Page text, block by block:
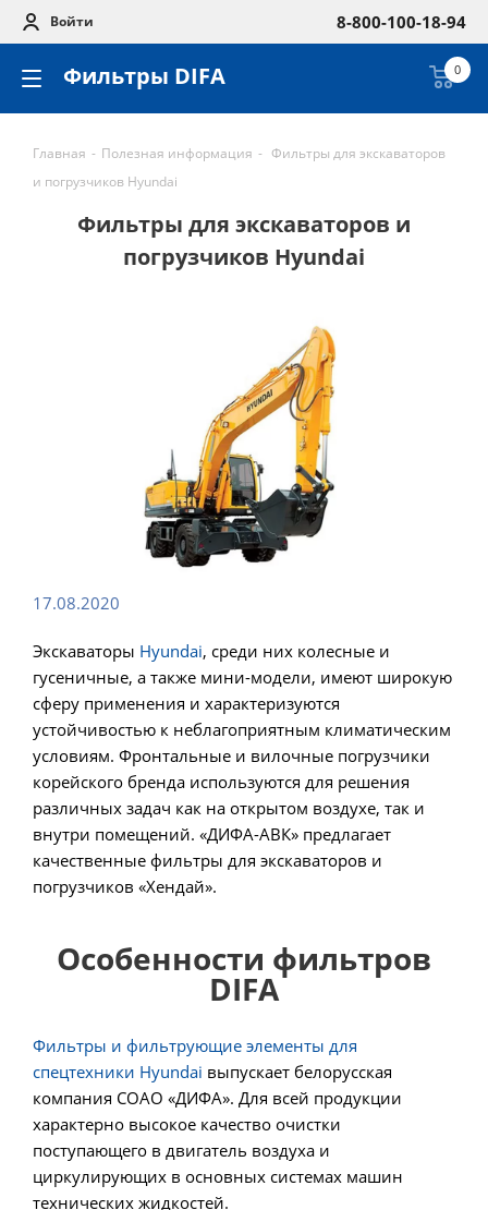
Войти 8-800-100-18-94
Фильтры DIFA 0
Главная - Полезная информация - Фильтры для экскаваторов
и погрузчиков Hyundai
Фильтры для экскаваторов и
погрузчиков Hyundai
17.08.2020
Экскаваторы Hyundai, среди них колесные и
гусеничные, а также мини-модели, имеют широкую
сферу применения и характеризуются
устойчивостью к неблагоприятным климатическим
условиям. Фронтальные и вилочные погрузчики
корейского бренда используются для решения
различных задач как на открытом воздухе, так и
внутри помещений. «ДИФА-АВК» предлагает
качественные фильтры для экскаваторов и
погрузчиков «Хендай».
Особенности фильтров
DIFA
Фильтры и фильтрующие элементы для
спецтехники Hyundai выпускает белорусская
компания СОАО «ДИФА». Для всей продукции
характерно высокое качество очистки
поступающего в двигатель воздуха и
циркулирующих в основных системах машин
технических жидкостей.